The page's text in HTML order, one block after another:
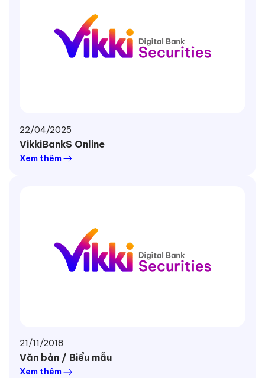
22/04/2025
VikkiBankS Online
Xem thêm
21/11/2018
Văn bản / Biểu mẫu
Xem thêm